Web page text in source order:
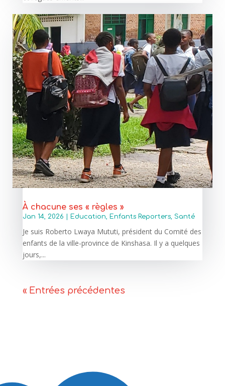
À chacune ses « règles »
Jan 14, 2026 | Education Enfants Reporters, Santé
Je suis Roberto Lwaya Mututi, président du Comité des
enfants de la ville-province de Kinshasa. Il y a quelques
jours,...
« Entrées précédentes